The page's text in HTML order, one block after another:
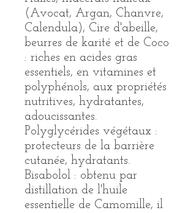
(Avocat, Argan, Chanvre,
Calendula), Cire d'abeille,
beurres de karité et de Coco
: riches en acides gras
essentiels, en vitamines et
polyphénols, aux propriétés
nutritives, hydratantes,
adoucissantes.
Polyglycérides végétaux :
protecteurs de la barrière
cutanée, hydratants.
Bisabolol : obtenu par
distillation de l'huile
essentielle de Camomille, il